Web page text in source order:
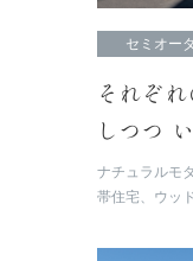
セミオー
それぞ
しつつ
せられ
ナチュラルモ
帯住宅、ウッ